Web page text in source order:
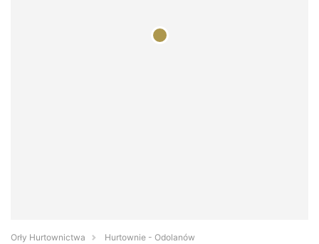
Orły Hurtownictwa
Hurtownie - Odolanów